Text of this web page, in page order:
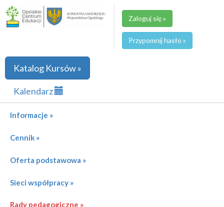
Zaloguj się »
Przypomnij hasło »
Katalog Kursów »
Kalendarz
Informacje »
Cennik »
Oferta podstawowa »
Sieci współpracy »
Rady pedagogiczne »